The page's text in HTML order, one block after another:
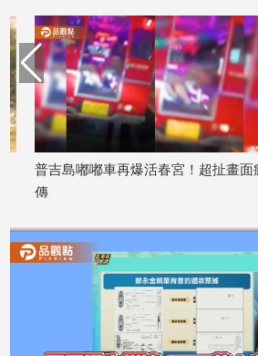
追
星
生
活
建
內
設
普吉島嘟嘟車再爆活春宮！超扯畫面瘋